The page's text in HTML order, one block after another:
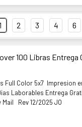
2 3 4 6
100 Libras Entrega
Full Color 5x7 Impresion
Laborables Entrega
Mail Rev 12/2025 JO